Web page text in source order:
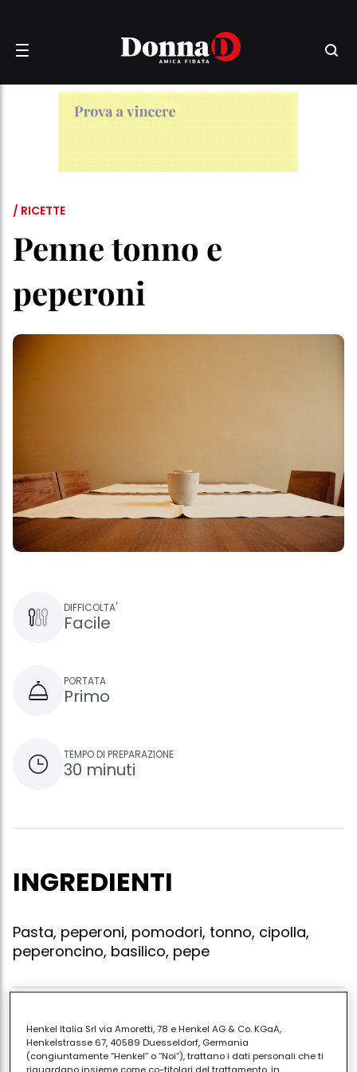
/ RICETTE
Penne tonno e
peperoni
DIFFICOLTA'
Facile
PORTATA
Primo
TEMPO DI PREPARAZIONE
30 minuti
INGREDIENTI
Pasta, peperoni, pomodori, tonno, cipolla,
peperoncino, basilico, pepe
Far rosolare in 5 cucchiai d'olio extravergine 2
cipolline di media grandezza, 400 gr di peperoni rossi
e gialli tagliati a listarelle, aggiungere poi 200 gr di
Henkel Italia Srl via Amoretti, 78 e Henkel AG & Co. KGaA,
Henkelstrasse 67, 40589 Duesseldorf, Germania
(congiuntamente “Henkel” o “Noi”), trattano i dati personali che ti